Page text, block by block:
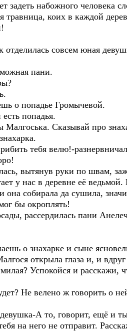
задеть набожного человека
травница, коих в каждой
отделилась совсем юная
пани.
о попадье Громычевой.
попадья.
Сказывай про
тебя велю!-
вытянув руки по швам,
у нас в деревне её
она собирала да сушила,
бы окроплять!
рассердилась пани
о знахарке и сыне
открыла глаза и, и вдруг
Успокойся и расскажи,
Не велено ж говорить о
А то, говорит, ещё и
на него не отправит.